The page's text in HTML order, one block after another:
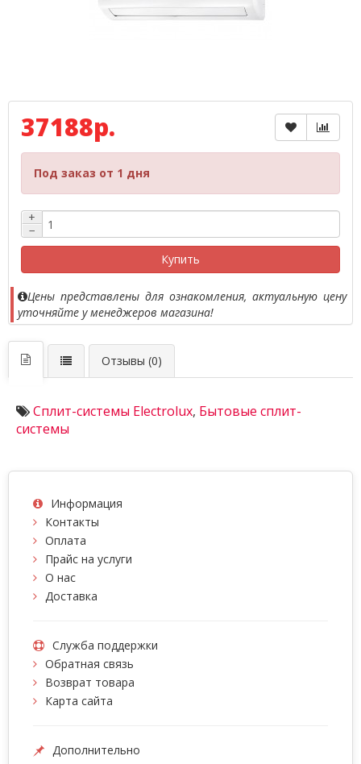
37188р.
Под заказ от 1 дня
+
−
Купить
Цены представлены для ознакомления, актуальную цену
уточняйте у менеджеров магазина!
Отзывы (0)
Сплит-системы Electrolux, Бытовые сплит-
системы
Информация
Контакты
Оплата
Прайс на услуги
О нас
Доставка
Служба поддержки
Обратная связь
Возврат товара
Карта сайта
Дополнительно